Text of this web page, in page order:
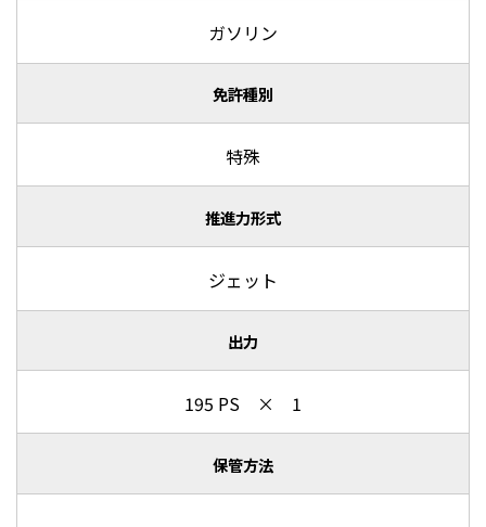
ガソリン
免許種別
特殊
推進力形式
ジェット
出力
195 PS × 1
保管方法